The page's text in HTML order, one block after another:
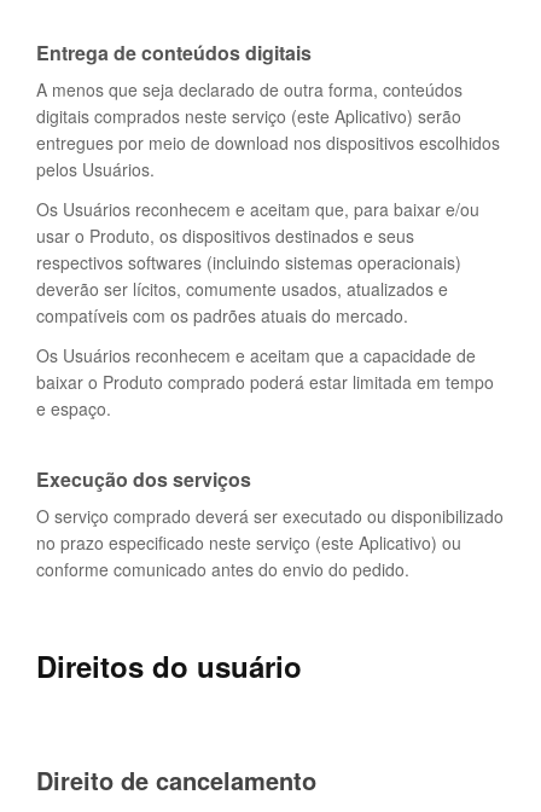
Entrega de conteúdos digitais
A menos que seja declarado de outra forma, conteúdos
digitais comprados neste serviço (este Aplicativo) serão
entregues por meio de download nos dispositivos escolhidos
pelos Usuários.
Os Usuários reconhecem e aceitam que, para baixar e/ou
usar o Produto, os dispositivos destinados e seus
respectivos softwares (incluindo sistemas operacionais)
deverão ser lícitos, comumente usados, atualizados e
compatíveis com os padrões atuais do mercado.
Os Usuários reconhecem e aceitam que a capacidade de
baixar o Produto comprado poderá estar limitada em tempo
e espaço.
Execução dos serviços
O serviço comprado deverá ser executado ou disponibilizado
no prazo especificado neste serviço (este Aplicativo) ou
conforme comunicado antes do envio do pedido.
Direitos do usuário
Direito de cancelamento